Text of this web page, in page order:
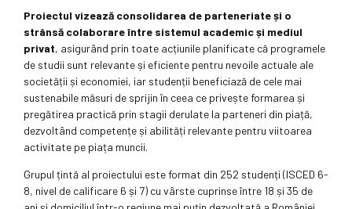
Proiectul vizează consolidarea de parteneriate și o
strânsă colaborare între sistemul academic și mediul
privat, asigurând prin toate acțiunile planificate că programele
de studii sunt relevante și eficiente pentru nevoile actuale ale
societății și economiei, iar studenții beneficiază de cele mai
sustenabile măsuri de sprijin în ceea ce privește formarea și
pregătirea practică prin stagii derulate la parteneri din piață,
dezvoltând competențe și abilități relevante pentru viitoarea
activitate pe piața muncii.
Grupul țintă al proiectului este format din 252 studenți (ISCED 6-
8, nivel de calificare 6 și 7) cu vârste cuprinse între 18 și 35 de